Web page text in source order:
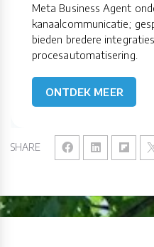
SHARE
Meta Business Agent
kanaalcommunicatie;
bieden bredere
procesautomatisering.
ONTDEK MEER